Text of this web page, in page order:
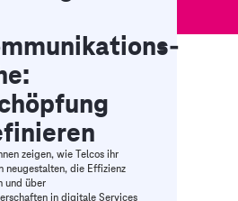
zeigen, wie Telcos ihr
neugestalten, die Effizienz
und über
in digitale Services